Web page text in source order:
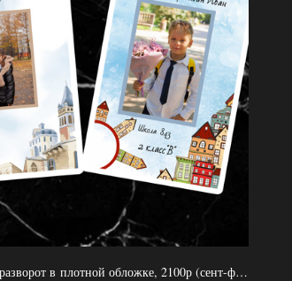
Виньетка на 1 разворот в плотной обложке, 2100р (сент-февраль), 2400 р (март–май)1 выезд